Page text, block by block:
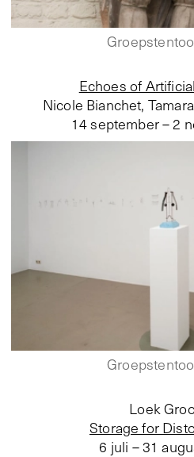
Echoes of
Nicole Bianchet,
14 september – 2
Storage for
Loek
6 juli – 31